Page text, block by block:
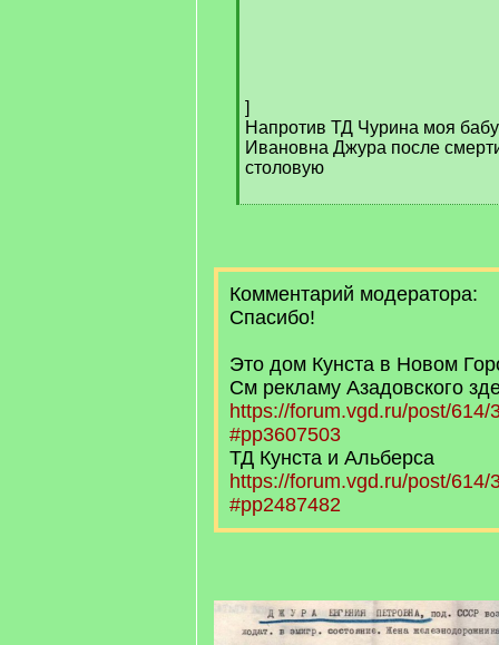
]
Напротив ТД Чурина моя
Ивановна Джура после
столовую
Комментарий модератора:
Спасибо!
Это дом Кунста в Новом
См рекламу Азадовского
https://forum.vgd.ru/post/
#pp3607503
ТД Кунста и Альберса
https://forum.vgd.ru/post/
#pp2487482